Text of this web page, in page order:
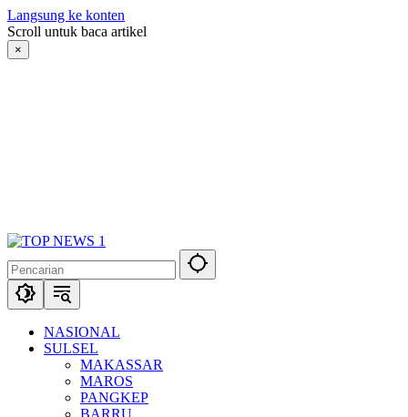
Langsung ke konten
Scroll untuk baca artikel
×
NASIONAL
SULSEL
MAKASSAR
MAROS
PANGKEP
BARRU